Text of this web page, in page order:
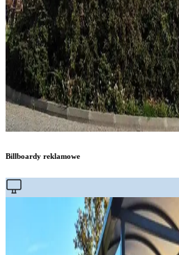
Billboardy reklamowe